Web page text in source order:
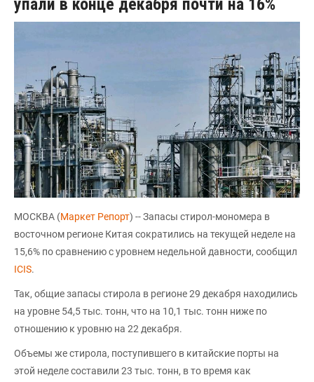
МОСКВА (Маркет Репорт) -- Запасы стирол-мономера в
восточном регионе Китая сократились на текущей неделе на
15,6% по сравнению с уровнем недельной давности, сообщил
ICIS.
Так, общие запасы стирола в регионе 29 декабря находились
на уровне 54,5 тыс. тонн, что на 10,1 тыс. тонн ниже по
отношению к уровню на 22 декабря.
Объемы же стирола, поступившего в китайские порты на
этой неделе составили 23 тыс. тонн, в то время как